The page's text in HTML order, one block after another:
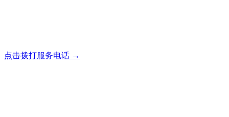
点击拨打服务电话 →